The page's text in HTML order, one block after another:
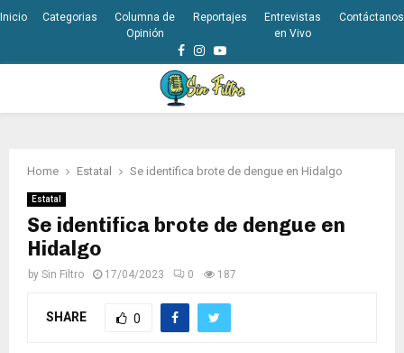
Inicio Categorias
Columna de
Opinión
Reportajes
Entrevistas
en Vivo
Contáctanos
Facebook
Instagram
Youtube
Home Estatal Se identifica brote de dengue en Hidalgo
Estatal
Se identifica brote de dengue en
Hidalgo
by Sin Filtro 17/04/2023 0 187
SHARE 0